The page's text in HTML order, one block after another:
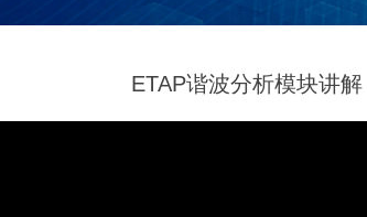
ETAP谐波分析模块讲解